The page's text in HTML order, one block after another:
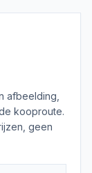
afbeelding,
kooproute.
geen